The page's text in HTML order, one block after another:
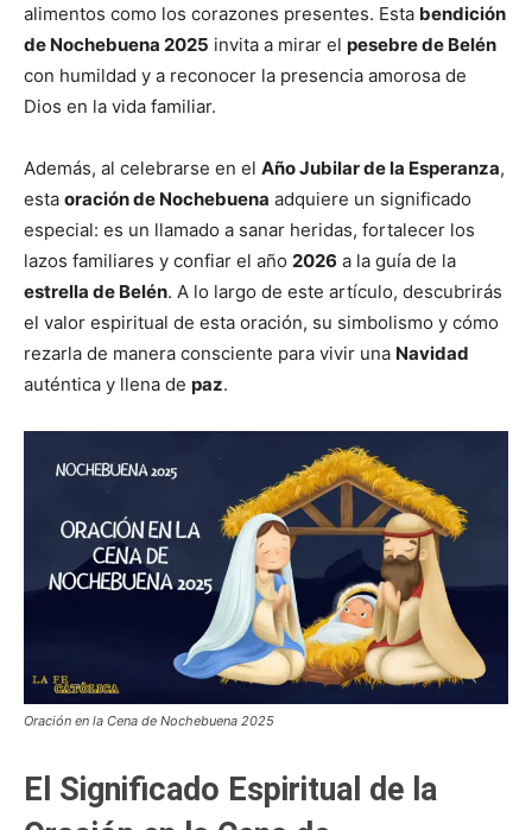
alimentos como los corazones presentes. Esta bendición
de Nochebuena 2025 invita a mirar el pesebre de Belén
con humildad y a reconocer la presencia amorosa de
Dios en la vida familiar.
Además, al celebrarse en el Año Jubilar de la Esperanza,
esta oración de Nochebuena adquiere un significado
especial: es un llamado a sanar heridas, fortalecer los
lazos familiares y confiar el año 2026 a la guía de la
estrella de Belén. A lo largo de este artículo, descubrirás
el valor espiritual de esta oración, su simbolismo y cómo
rezarla de manera consciente para vivir una Navidad
auténtica y llena de paz.
Oración en la Cena de Nochebuena 2025
El Significado Espiritual de la